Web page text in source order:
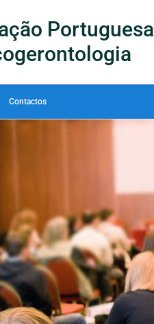
Portuguesa
Contactos